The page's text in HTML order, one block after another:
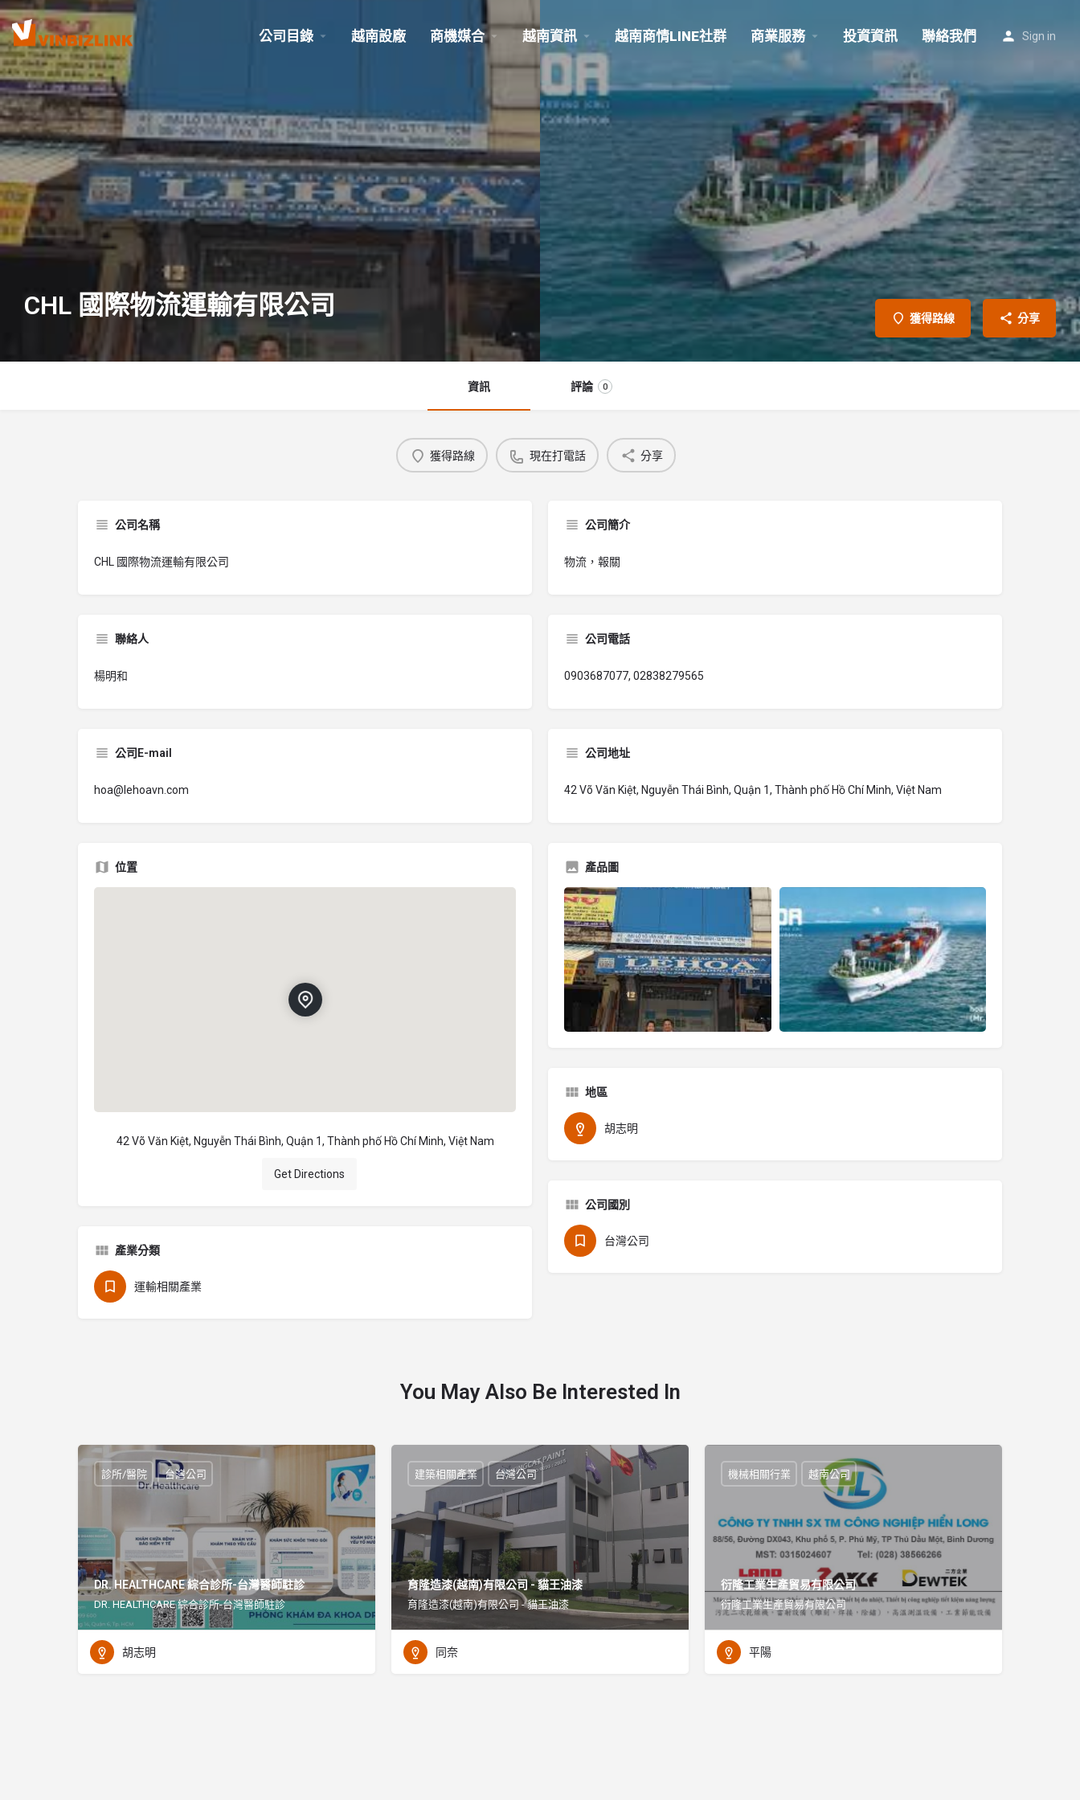
公司目錄 越南設廠 商機媒合 越南資訊 越南商情LINE社群 商業服務 投資資訊 聯絡我們 Sign in
CHL 國際物流運輸有限公司 獲得路線 分享
資訊 評論 0
獲得路線 現在打電話 分享
公司名稱
CHL 國際物流運輸有限公司
公司簡介
物流，報關
聯絡人
楊明和
公司電話
0903687077, 02838279565
公司E-mail
hoa@lehoavn.com
公司地址
42 Võ Văn Kiệt, Nguyễn Thái Bình, Quận 1, Thành phố Hồ Chí Minh, Việt Nam
位置
42 Võ Văn Kiệt, Nguyễn Thái Bình, Quận 1, Thành phố Hồ Chí Minh, Việt Nam
Get Directions
產品圖
地區
胡志明
公司國別
台灣公司
產業分類
運輸相關產業
You May Also Be Interested In
DR. HEALTHCARE 綜合診所-台灣醫師駐診
DR. HEALTHCARE 綜合診所-台灣醫師駐診
診所/醫院 台灣公司
胡志明
育隆造漆(越南)有限公司 - 貓王油漆
育隆造漆(越南)有限公司 - 貓王油漆
建築相關產業 台灣公司
同奈
衍隆工業生產貿易有限公司
衍隆工業生產貿易有限公司
機械相關行業 越南公司
平陽